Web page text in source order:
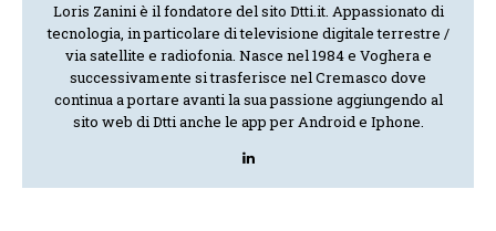
Loris Zanini è il fondatore del sito Dtti.it. Appassionato di
tecnologia, in particolare di televisione digitale terrestre /
via satellite e radiofonia. Nasce nel 1984 e Voghera e
successivamente si trasferisce nel Cremasco dove
continua a portare avanti la sua passione aggiungendo al
sito web di Dtti anche le app per Android e Iphone.